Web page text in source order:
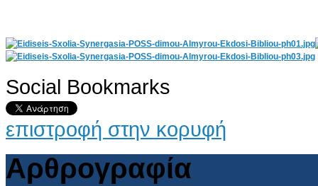
AdmirorGallery 4.5.0, author/s Vasiljevski& Kekeljevic
Social Bookmarks
επιστροφή στην κορυφή
Αρθρογραφία